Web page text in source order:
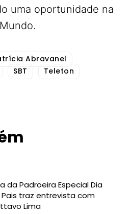
uma oportunidade na
Abravanel
SBT Teleton
da Padroeira Especial Dia
traz entrevista com
Lima